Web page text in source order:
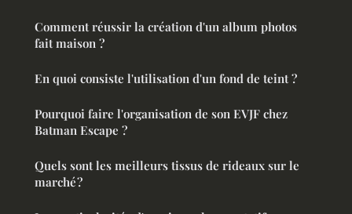
Comment réussir la création d'un album photos
fait maison ?
En quoi consiste l'utilisation d'un fond de teint ?
Pourquoi faire l'organisation de son EVJF chez
Batman Escape ?
Quels sont les meilleurs tissus de rideaux sur le
marché ?